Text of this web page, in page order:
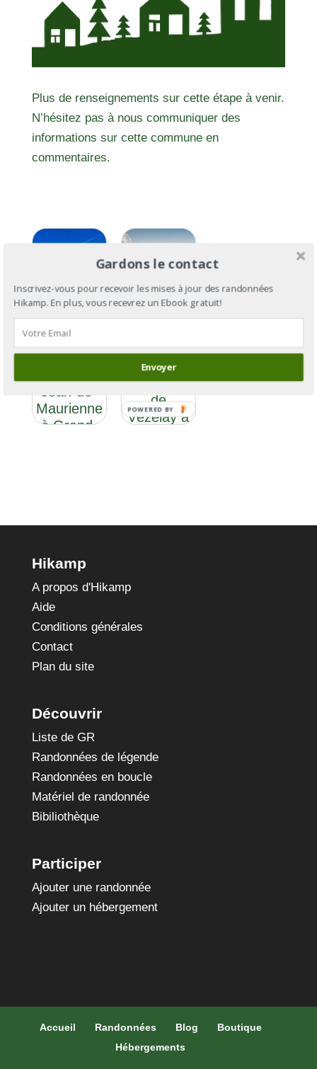
Plus de renseignements sur cette étape à venir.
N’hésitez pas à nous communiquer des
informations sur cette commune en
commentaires.
Le
Chemin
d’Assise
Section 6
Jean-de-
Maurienne
à Grand-
Le
Chemin
d’Assise :
de
Vézelay à
Hikamp
A propos d'Hikamp
Aide
Conditions générales
Contact
Plan du site
Découvrir
Liste de GR
Randonnées de légende
Randonnées en boucle
Matériel de randonnée
Bibiliothèque
Participer
Ajouter une randonnée
Ajouter un hébergement
Accueil Randonnées Blog
Boutique
Hébergements
Gardons le contact
Inscrivez-vous pour recevoir les mises à jour des randonnées
Hikamp. En plus, vous recevrez un Ebook gratuit!
Envoyer
POWERED BY